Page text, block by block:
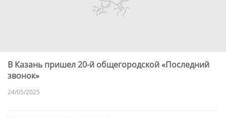
В Казань пришел 20-й общегородской «Последний
звонок»
24/05/2025